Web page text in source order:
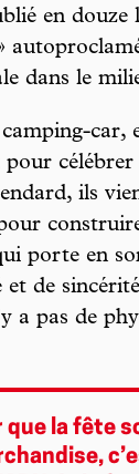
en douze
dans le
car,
pour
ils
porte en
et de
a pas de
que la fête